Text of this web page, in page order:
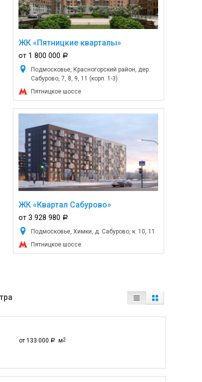
ЖК «Пятницкие кварталы»
от 1 800 000 a
Подмосковье, Красногорский район, дер.
Сабурово, 7, 8, 9, 11 (корп. 1-3)
Пятницкое шоссе
ЖК «Квартал Сабурово»
от 3 928 980 a
Подмосковье, Химки, д. Сабурово, к. 10, 11
Пятницкое шоссе
от 133 000 a м2